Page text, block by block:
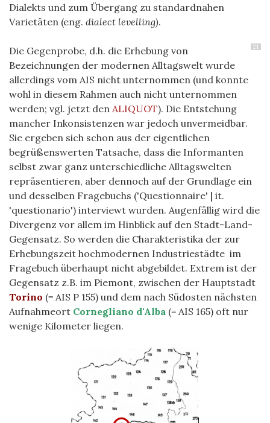
Dialekts und zum Übergang zu standardnahen
Varietäten (eng. dialect levelling).
21
Die Gegenprobe, d.h. die Erhebung von
Bezeichnungen der modernen Alltagswelt wurde
allerdings vom AIS nicht unternommen (und konnte
wohl in diesem Rahmen auch nicht unternommen
werden; vgl. jetzt den ALIQUOT). Die Entstehung
mancher Inkonsistenzen war jedoch unvermeidbar.
Sie ergeben sich schon aus der eigentlichen
begrüßenswerten Tatsache, dass die Informanten
selbst zwar ganz unterschiedliche Alltagswelten
repräsentieren, aber dennoch auf der Grundlage ein
und desselben Fragebuchs ('Questionnaire' | it.
'questionario') interviewt wurden. Augenfällig wird die
Divergenz vor allem im Hinblick auf den Stadt-Land-
Gegensatz. So werden die Charakteristika der zur
Erhebungszeit hochmodernen Industriestädte im
Fragebuch überhaupt nicht abgebildet. Extrem ist der
Gegensatz z.B. im Piemont, zwischen der Hauptstadt
Torino (= AIS P 155) und dem nach Südosten nächsten
Aufnahmeort Cornegliano d'Alba (= AIS 165) oft nur
wenige Kilometer liegen.